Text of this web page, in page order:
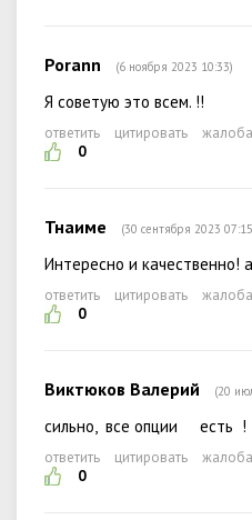
Porann (6 ноября 2023 10:33)
Я советую это всем. !!
ответить цитировать
жалоба
0
Тнаиме (30 сентября 2023
Интересно и качественно!
ответить цитировать
жалоба
0
Виктюков Валерий (20
сильно, все опции есть !
ответить цитировать
жалоба
0